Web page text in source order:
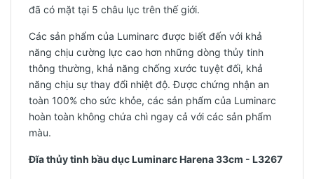
đã có mặt tại 5 châu lục trên thế giới.
Các sản phẩm của Luminarc được biết đến với khả
năng chịu cường lực cao hơn những dòng thủy tinh
thông thường, khả năng chống xước tuyệt đối, khả
năng chịu sự thay đổi nhiệt độ. Được chứng nhận an
toàn 100% cho sức khỏe, các sản phẩm của Luminarc
hoàn toàn không chứa chì ngay cả với các sản phẩm
màu.
Đĩa thủy tinh bầu dục Luminarc Harena 33cm - L3267